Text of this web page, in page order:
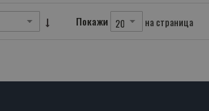
Покажи на страница